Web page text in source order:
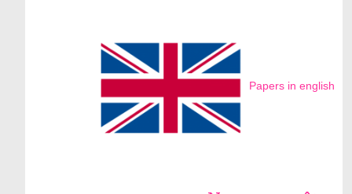
Papers in english